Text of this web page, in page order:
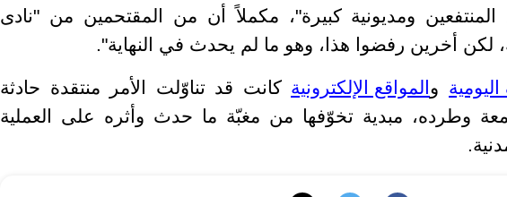
ومديونية كبيرة"، مكملاً أن من المقتحمين من "نادى
أخرين رفضوا هذا، وهو ما لم يحدث في النهاية".
و المواقع الإلكترونية كانت قد تناوّلت الأمر منتقدة حادثة
وطرده، مبدية تخوّفها من مغبّة ما حدث وأثره على العملية